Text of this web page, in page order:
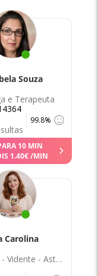
Souza
e Terapeuta
99.8%
10 MIN
1.40€/MIN
Carolina
Oraculista - Vidente - Astróloga